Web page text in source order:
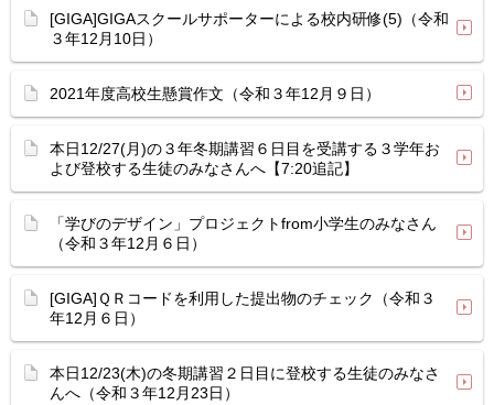
[GIGA]GIGAスクールサポーターによる校内研修(5)（令和
３年12月10日）
2021年度高校生懸賞作文（令和３年12月９日）
本日12/27(月)の３年冬期講習６日目を受講する３学年お
よび登校する生徒のみなさんへ【7:20追記】
「学びのデザイン」プロジェクトfrom小学生のみなさん
（令和３年12月６日）
[GIGA]ＱＲコードを利用した提出物のチェック（令和３
年12月６日）
本日12/23(木)の冬期講習２日目に登校する生徒のみなさ
んへ（令和３年12月23日）